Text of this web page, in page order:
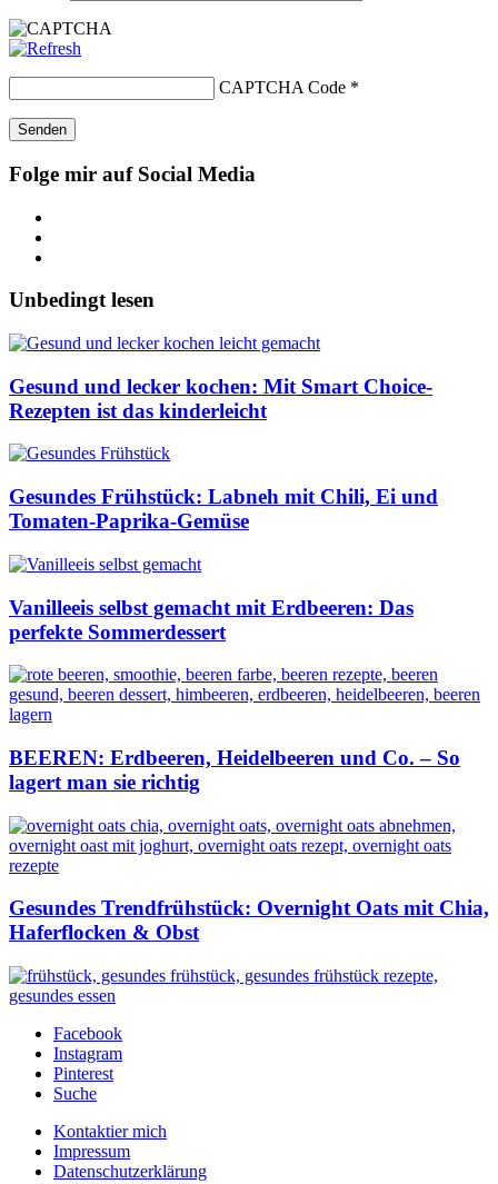
CAPTCHA Code *
Folge mir auf Social Media
Unbedingt lesen
Gesund und lecker kochen: Mit Smart Choice-
Rezepten ist das kinderleicht
Gesundes Frühstück: Labneh mit Chili, Ei und
Tomaten-Paprika-Gemüse
Vanilleeis selbst gemacht mit Erdbeeren: Das
perfekte Sommerdessert
BEEREN: Erdbeeren, Heidelbeeren und Co. – So
lagert man sie richtig
Gesundes Trendfrühstück: Overnight Oats mit Chia,
Haferflocken & Obst
Facebook
Instagram
Pinterest
Suche
Kontaktier mich
Impressum
Datenschutzerklärung